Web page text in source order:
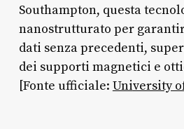
Southampton, questa
nanostrutturato per
dati senza precedenti,
dei supporti magnetici e
[Fonte ufficiale: University